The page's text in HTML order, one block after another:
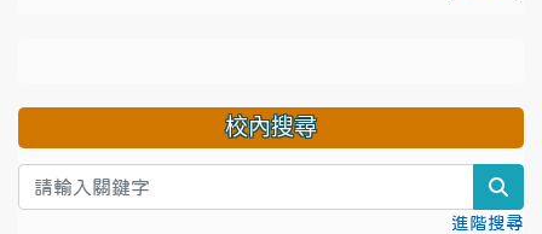
校內搜尋
進階搜尋